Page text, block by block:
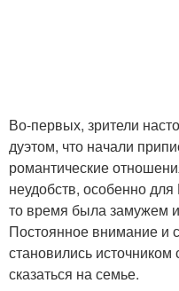
Во-первых, зрители
дуэтом, что начали
романтические
неудобств, особенно
то время была замужем
Постоянное внимание и
становились источником
сказаться на семье.